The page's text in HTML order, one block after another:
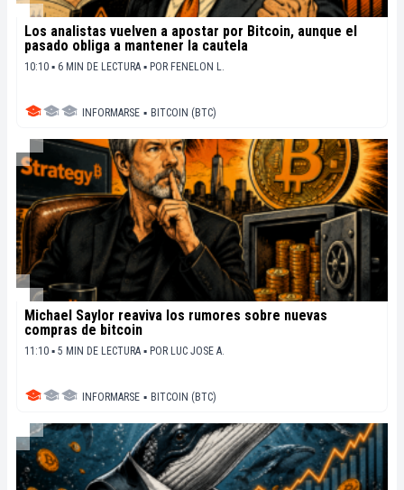
Los analistas vuelven a apostar por Bitcoin, aunque el
pasado obliga a mantener la cautela
10:10 ▪ 6 MIN DE LECTURA ▪ POR FENELON L.
INFORMARSE ▪ BITCOIN (BTC)
Michael Saylor reaviva los rumores sobre nuevas
compras de bitcoin
11:10 ▪ 5 MIN DE LECTURA ▪ POR LUC JOSE A.
INFORMARSE ▪ BITCOIN (BTC)